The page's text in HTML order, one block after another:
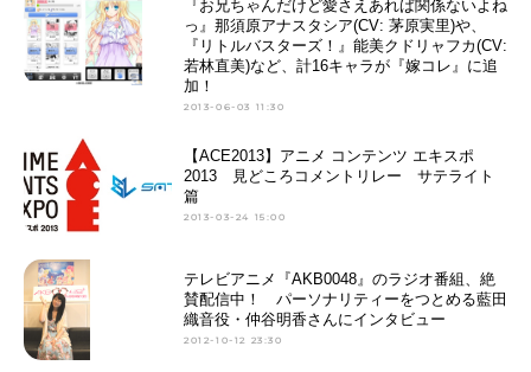
『お兄ちゃんだけど愛さえあれば関係ないよね
っ』那須原アナスタシア(CV: 茅原実里)や、
『リトルバスターズ！』能美クドリャフカ(CV:
若林直美)など、計16キャラが『嫁コレ』に追
加！
2013-06-03 11:30
【ACE2013】アニメ コンテンツ エキスポ
2013 見どころコメントリレー サテライト
篇
2013-03-24 15:00
テレビアニメ『AKB0048』のラジオ番組、絶
賛配信中！ パーソナリティーをつとめる藍田
織音役・仲谷明香さんにインタビュー
2012-10-12 23:30